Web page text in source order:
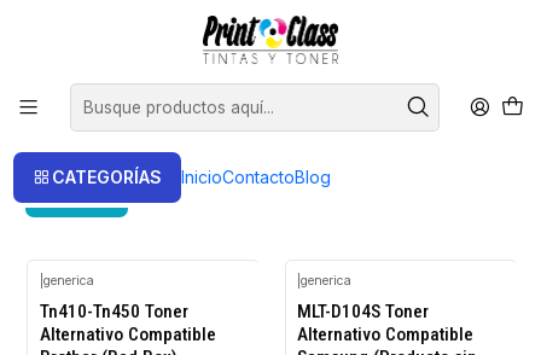
CATEGORÍAS InicioContactoBlog
📦 Envío Gratis compras sobre $120.000
Oferta Productos de segunda
generica
Tn410-Tn450 Toner
Alternativo Compatible
generica
MLT-D104S Toner
Alternativo Compatible